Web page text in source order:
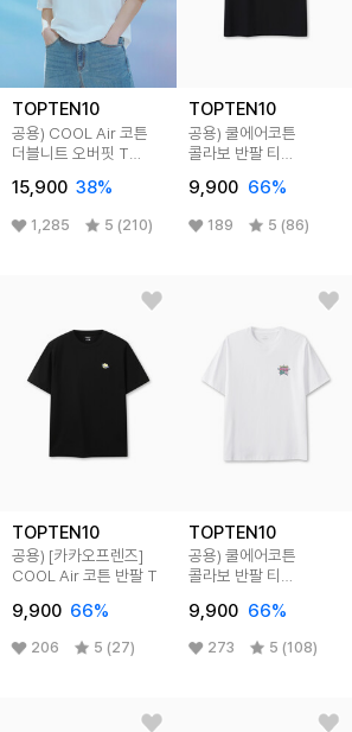
TOPTEN10
공용) COOL Air 코튼
더블니트 오버핏 T
15,900 38%
1,285 5 (210)
TOPTEN10
공용) 쿨에어코튼
콜라보 반팔 티
9,900 66%
189 5 (86)
TOPTEN10
공용) [카카오프렌즈]
COOL Air 코튼 반팔 T
9,900 66%
206 5 (27)
TOPTEN10
공용) 쿨에어코튼
콜라보 반팔 티
9,900 66%
273 5 (108)